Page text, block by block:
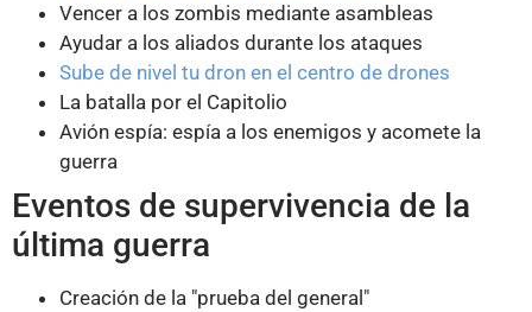
Vencer a los zombis mediante asambleas
Ayudar a los aliados durante los ataques
Sube de nivel tu dron en el centro de drones
La batalla por el Capitolio
Avión espía: espía a los enemigos y acomete la
guerra
Eventos de supervivencia de la
última guerra
Creación de la "prueba del general"